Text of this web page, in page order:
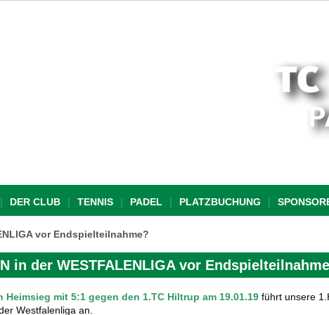
DER CLUB TENNIS PADEL PLATZBUCHUNG
vor Endspielteilnahme?
in der WESTFALENLIGA vor
Heimsieg mit 5:1 gegen den 1.TC Hiltrup am 19.01.19 führt unsere
Westfalenliga an.